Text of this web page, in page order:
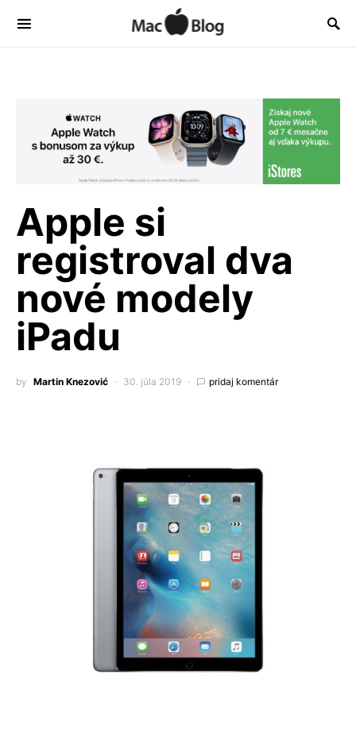
Apple si
registroval dva
nové modely
iPadu
by Martin Knezović 30. júla 2019 pridaj komentár